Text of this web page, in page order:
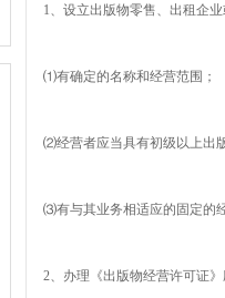
1、设立出版物零售、出租企
⑴有确定的名称和经营范围；
⑵经营者应当具有初级以上出
⑶有与其业务相适应的固定的
2、办理《出版物经营许可证